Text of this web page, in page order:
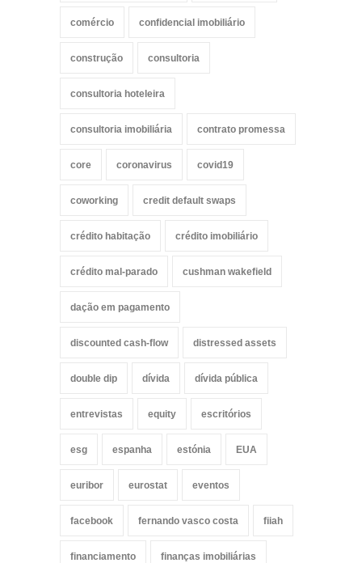
comércio confidencial imobiliário
construção consultoria
consultoria hoteleira
consultoria imobiliária contrato promessa
core coronavirus covid19
coworking credit default swaps
crédito habitação crédito imobiliário
crédito mal-parado cushman wakefield
dação em pagamento
discounted cash-flow distressed assets
double dip dívida dívida pública
entrevistas equity escritórios
esg espanha estónia EUA
euribor eurostat eventos
facebook fernando vasco costa fiiah
financiamento finanças imobiliárias